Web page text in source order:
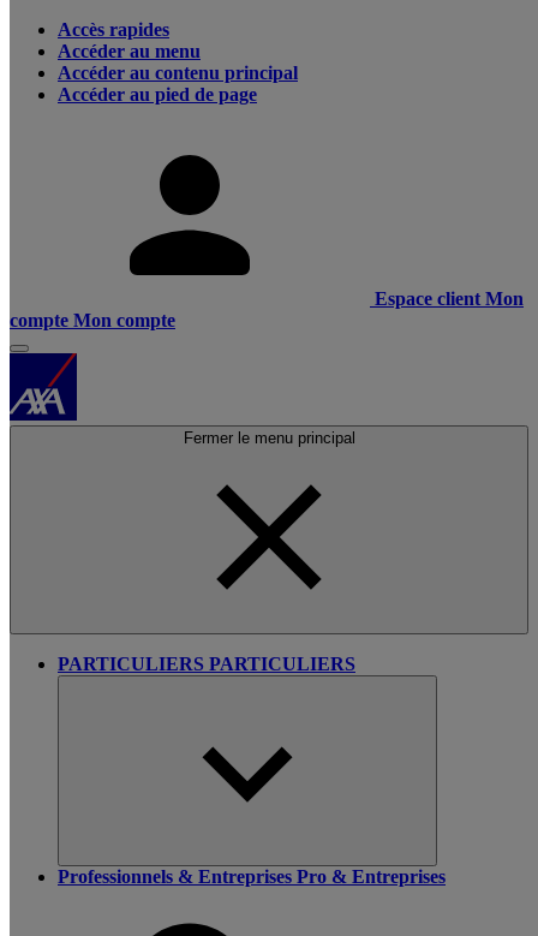
Accès rapides
Accéder au menu
Accéder au contenu principal
Accéder au pied de page
Espace client Mon
compte Mon compte
Fermer le menu principal
PARTICULIERS PARTICULIERS
Professionnels & Entreprises Pro & Entreprises